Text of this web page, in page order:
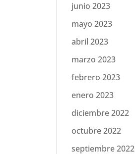
junio 2023
mayo 2023
abril 2023
marzo 2023
febrero 2023
enero 2023
diciembre 2022
octubre 2022
septiembre 2022